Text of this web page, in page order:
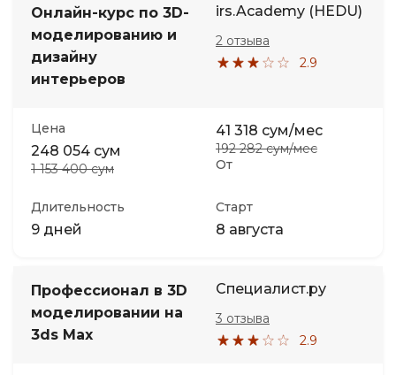
Онлайн-курс по 3D-
моделированию и
дизайну
интерьеров
irs.Academy (HEDU)
2.9
2 отзыва
Цена
248 054 сум
1 153 400 сум От
41 318 сум/мес
192 282 сум/мес
Длительность
9 дней
Старт
8 августа
Профессионал в 3D
моделировании на
3ds Max
Специалист.ру
2.9
3 отзыва